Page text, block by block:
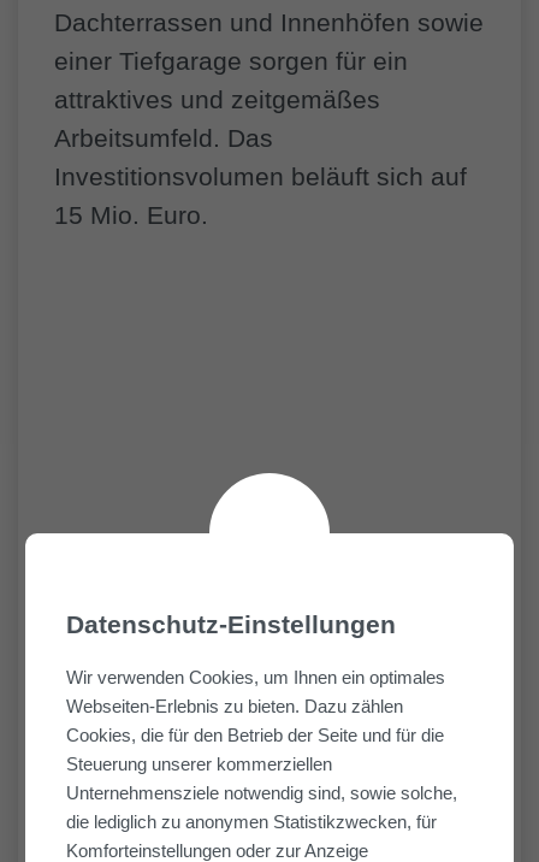
Dachterrassen und Innenhöfen sowie
einer Tiefgarage sorgen für ein
attraktives und zeitgemäßes
Arbeitsumfeld. Das
Investitionsvolumen beläuft sich auf
15 Mio. Euro.
Datenschutz-Einstellungen
Wir verwenden Cookies, um Ihnen ein optimales
Webseiten-Erlebnis zu bieten. Dazu zählen
Cookies, die für den Betrieb der Seite und für die
Steuerung unserer kommerziellen
Unternehmensziele notwendig sind, sowie solche,
die lediglich zu anonymen Statistikzwecken, für
Komforteinstellungen oder zur Anzeige